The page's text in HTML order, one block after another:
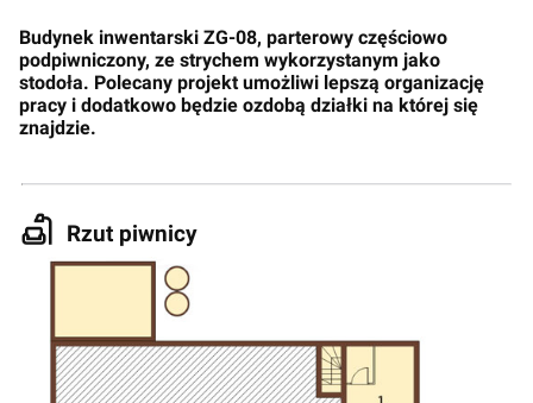
Budynek inwentarski ZG-08, parterowy częściowo
podpiwniczony, ze strychem wykorzystanym jako
stodoła. Polecany projekt umożliwi lepszą organizację
pracy i dodatkowo będzie ozdobą działki na której się
znajdzie.
Rzut piwnicy